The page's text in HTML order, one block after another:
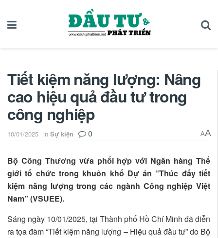
Tiết kiệm năng lượng: Nâng
cao hiệu quả đầu tư trong
công nghiệp
10/01/2025 in Sự kiện 0 AA
Bộ Công Thương vừa phối hợp với Ngân hàng Thế
giới tổ chức trong khuôn khổ Dự án “Thúc đẩy tiết
kiệm năng lượng trong các ngành Công nghiệp Việt
Nam” (VSUEE).
Sáng ngày 10/01/2025, tại Thành phố Hồ Chí Minh đã diễn
ra tọa đàm “Tiết kiệm năng lượng – Hiệu quả đầu tư” do Bộ